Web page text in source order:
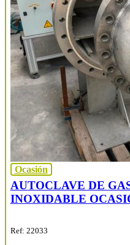
Ocasión
AUTOCLAVE DE
INOXIDABLE
Ref: 22033